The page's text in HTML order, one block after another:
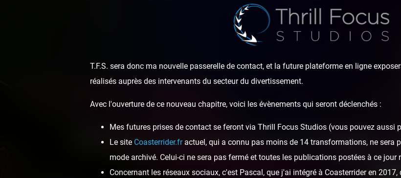
Manoir Halloween Festival —
T.F.S. sera donc ma nouvelle passerelle de contact, et la future plateforme en ligne
réalisés auprès des intervenants du secteur du divertissement.
Avec l'ouverture de ce nouveau chapitre, voici les évènements qui seront déclenchés :
Mes futures prises de contact se feront via Thrill Focus Studios (vous pouvez aussi
Le site Coasterrider.fractuel, qui a connu pas moins de 14 transformations, ne sera
mode archivé. Celui-ci ne sera pas fermé et toutes les publications postées à ce jour
Concernant les réseaux sociaux, c'est Pascal, que j'ai intégré à Coasterrider en